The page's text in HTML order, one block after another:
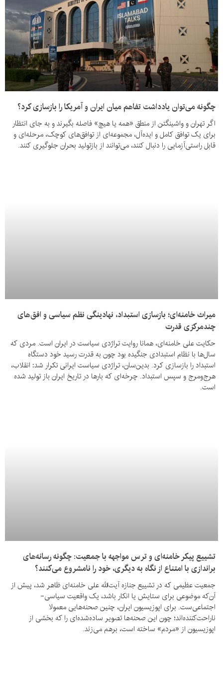
چگونه می‌توان یادداشت تفاهم میان ایران و آمریکا را بازسازی کرد؟
اگر تهران و واشینگتن از منطق «همه یا هیچ» فاصله بگیرند و به جای انتظار
برای یک توافق کامل و ایده‌آل، مجموعه‌ای از توافق‌های کوچک، مرحله‌ای و
قابل راستی‌آزمایی را دنبال کنند، می‌توانند از بازتولید بحران جلوگیری کنند.
میراث خامنه‌ای؛ بازسازی استبداد، نهادینگی نظم سیاسی و افق‌های
چندمرکزی قدرت
حکایت علی خامنه‌ای، همانا روایت تراژدی سیاست در ایران است. مردی که
سال‌ها با نظام استبدادی جنگیده بود چون به قدرت رسید خود دستگاه
استبداد را بازسازی کرد. بدین‌سان، تراژدی سیاست ایرانی تکرار شد: انقلاب،
هرج‌ومرج و سپس استبداد. چرخه‌ای که بارها در تاریخ ایران باز تولید شده
است.
تشییع پیکر خامنه‌ای و ترس مواجهه با جمعیت: چگونه رسانه‌های
براندازی با امتناع از نگاه به دیگری، خود را نامشروع می‌کنند؟
جمعیت عظیمی که در تشییع جنازه آیت‌الله علی خامنه‌ای ظاهر شد، پیش از
آن‌که موضوعی برای ستایش یا انکار باشد، یک واقعیت سیاسی‌-
اجتماعی‌ست. برای اپوزیسیون ایران، چنین صحنه‌هایی معمولا
ناراحت‌کننده‌اند؛ چون این صحنه‌ها تصویر ساده‌شده‌ای را که بخشی از
اپوزیسیون از «مردم» ساخته است، برهم می‌زند.